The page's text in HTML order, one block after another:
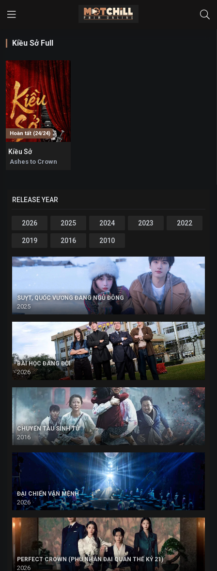
Kiều Sở Full
Hoàn tất (24/24)
Kiều Sở
Ashes to Crown
RELEASE YEAR
2026 2025 2024 2023 2022
2019 2016 2010
SUỴT, QUỐC VƯƠNG ĐANG NGỦ ĐÔNG
2025
BÀI HỌC ĐÁNG ĐỜI
2026
CHUYẾN TÀU SINH TỬ
2016
ĐẠI CHIẾN VẬN MỆNH
2026
PERFECT CROWN (PHU NHÂN ĐẠI QUÂN THẾ KỶ 21)
2026